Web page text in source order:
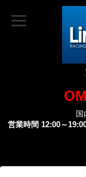
営業時間 12:00～